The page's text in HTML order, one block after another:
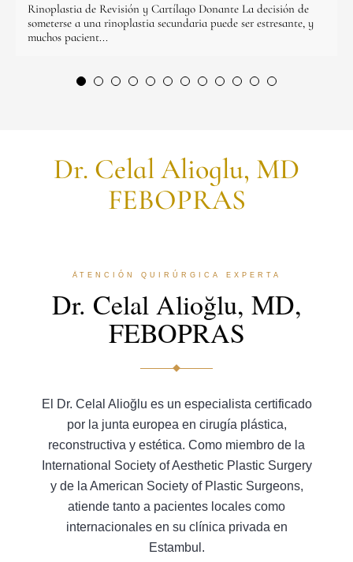
Rinoplastia de Revisión y Cartílago Donante La decisión de
someterse a una rinoplastia secundaria puede ser estresante, y
muchos pacient...
Dr. Celal Alioglu, MD
FEBOPRAS
ATENCIÓN QUIRÚRGICA EXPERTA
Dr. Celal Alioğlu, MD,
FEBOPRAS
El Dr. Celal Alioğlu es un especialista certificado
por la junta europea en cirugía plástica,
reconstructiva y estética. Como miembro de la
International Society of Aesthetic Plastic Surgery
y de la American Society of Plastic Surgeons,
atiende tanto a pacientes locales como
internacionales en su clínica privada en
Estambul.